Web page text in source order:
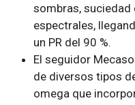
sombras, suciedad
espectrales,
un PR del 90 %.
El seguidor
de diversos tipos
omega que